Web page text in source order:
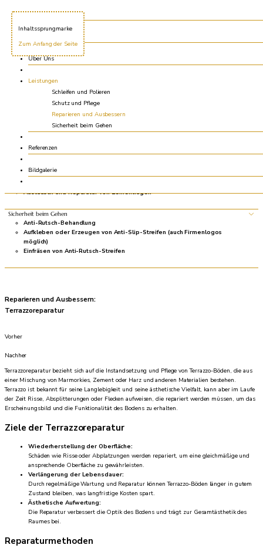
Inhaltssprungmarke
Zum Anfang der Seite
Über Uns
Leistungen
Schleifen und Polieren
Schutz und Pflege
Reparieren und Ausbessern
Sicherheit beim Gehen
Referenzen
Bildgalerie
LeistungenSo bringen wir Ihre Böden zum Strahlen
Schleifen und Polieren
Steinbodenveredelung
Antikschliff
Satinierschliff
Schutz und Pflege
Imprägnieren
Versiegeln
Reparieren und Ausbessern
Reparieren von Ausbrüchen, Löchern und Rissen
Terrazzoreparatur
Austauschen von defekten Platten
Austausch und Reparatur von Zementfugen
Sicherheit beim Gehen
Anti-Rutsch-Behandlung
Aufkleben oder Erzeugen von Anti-Slip-Streifen (auch Firmenlogos
möglich)
Einfräsen von Anti-Rutsch-Streifen
Reparieren und Ausbessern:
Terrazzoreparatur
Vorher
Nachher
Terrazzoreparatur bezieht sich auf die Instandsetzung und Pflege von Terrazzo-Böden, die aus
einer Mischung von Marmorkies, Zement oder Harz und anderen Materialien bestehen.
Terrazzo ist bekannt für seine Langlebigkeit und seine ästhetische Vielfalt, kann aber im Laufe
der Zeit Risse, Absplitterungen oder Flecken aufweisen, die repariert werden müssen, um das
Erscheinungsbild und die Funktionalität des Bodens zu erhalten.
Ziele der Terrazzoreparatur
Wiederherstellung der Oberfläche:
Schäden wie Risse oder Abplatzungen werden repariert, um eine gleichmäßige und
ansprechende Oberfläche zu gewährleisten.
Verlängerung der Lebensdauer:
Durch regelmäßige Wartung und Reparatur können Terrazzo-Böden länger in gutem
Zustand bleiben, was langfristige Kosten spart.
Ästhetische Aufwertung:
Die Reparatur verbessert die Optik des Bodens und trägt zur Gesamtästhetik des
Raumes bei.
Reparaturmethoden
Seitensprungmarke